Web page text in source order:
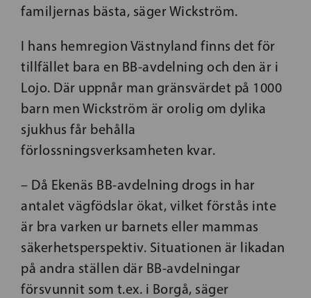
familjernas bästa, säger Wickström.
I hans hemregion Västnyland finns det för
tillfället bara en BB-avdelning och den är i
Lojo. Där uppnår man gränsvärdet på 1000
barn men Wickström är orolig om dylika
sjukhus får behålla
förlossningsverksamheten kvar.
– Då Ekenäs BB-avdelning drogs in har
antalet vägfödslar ökat, vilket förstås inte
är bra varken ur barnets eller mammas
säkerhetsperspektiv. Situationen är likadan
på andra ställen där BB-avdelningar
försvunnit som t.ex. i Borgå, säger